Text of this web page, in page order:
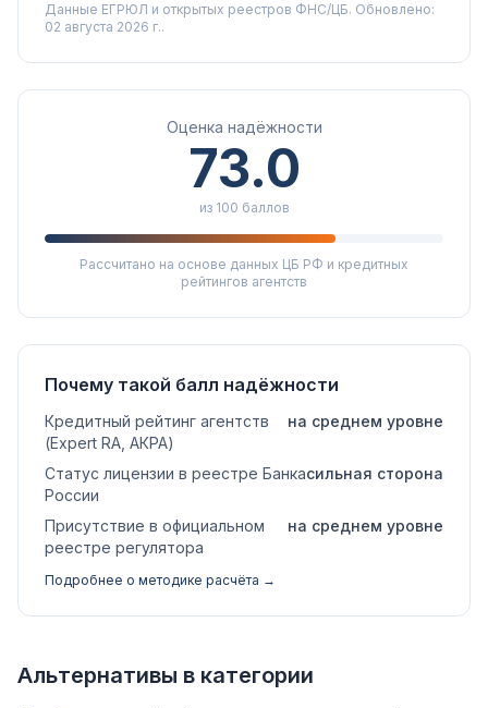
Данные ЕГРЮЛ и открытых реестров ФНС/ЦБ. Обновлено:
02 августа 2026 г..
Оценка надёжности
73.0
из 100 баллов
Рассчитано на основе данных ЦБ РФ и кредитных
рейтингов агентств
Почему такой балл надёжности
Кредитный рейтинг агентств
(Expert RA, АКРА)
на среднем уровне
Статус лицензии в реестре Банка
России
сильная сторона
Присутствие в официальном
реестре регулятора
на среднем уровне
Подробнее о методике расчёта →
Альтернативы в категории